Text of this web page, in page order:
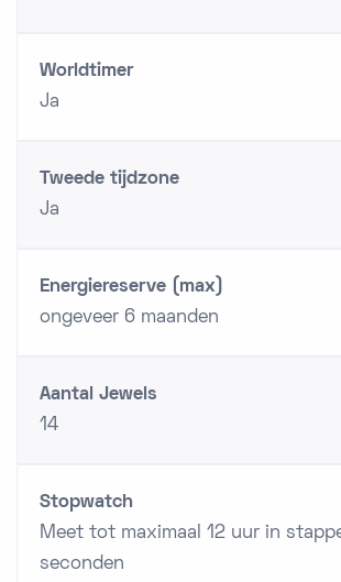
Worldtimer
Ja
Tweede tijdzone
Ja
Energiereserve (max)
ongeveer 6 maanden
Aantal Jewels
14
Stopwatch
Meet tot maximaal 12 uur in
seconden